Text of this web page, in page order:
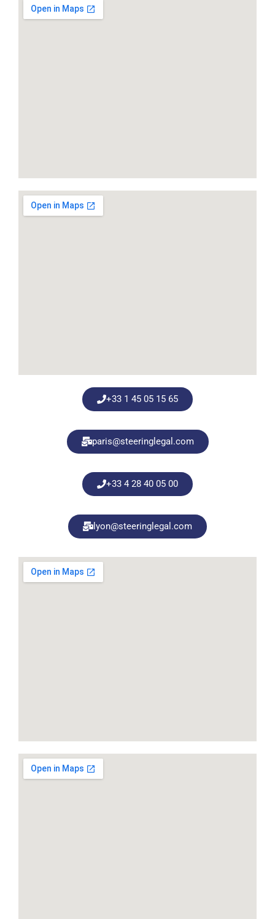
+33 1 45 05 15 65
paris@steeringlegal.com
+33 4 28 40 05 00
lyon@steeringlegal.com